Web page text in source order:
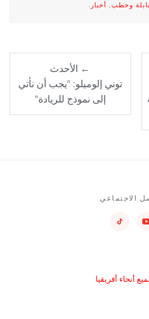
وخطب, أخبار .
← الأحدث
توني إلوميلو: "يجب أن نأتي
إلى نموذج للريادة"
الاجتماعي
أنحاء أفريقيا